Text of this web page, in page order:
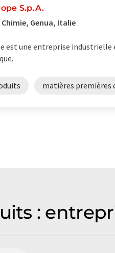
S.p.A.
Genua, Italie
est une entreprise
matières premières
: